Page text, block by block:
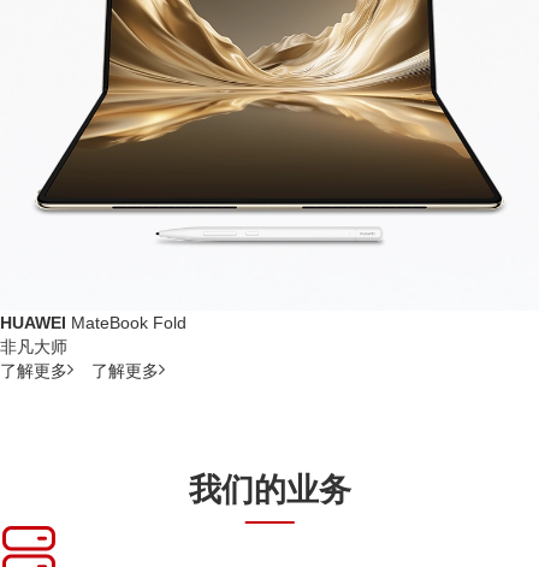
HUAWEI MateBook Fold
非凡大师
了解更多
了解更多
我们的业务